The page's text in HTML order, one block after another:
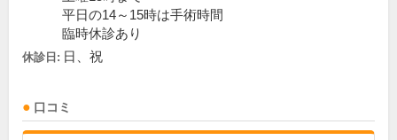
平日の14～15時は手術時間
臨時休診あり
休診日: 日、祝
口コミ